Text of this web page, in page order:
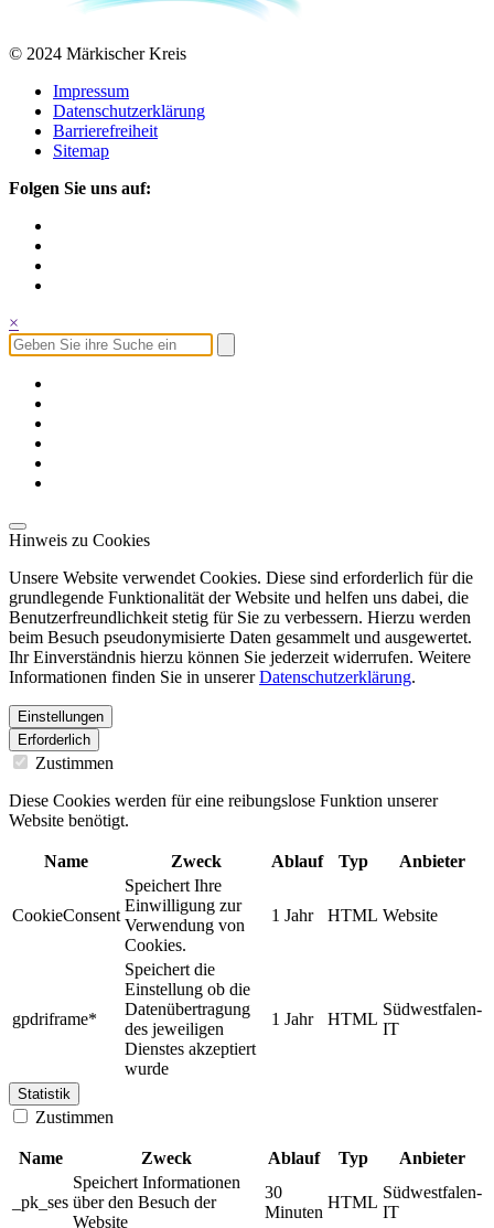
© 2024 Märkischer Kreis
Impressum
Datenschutzerklärung
Barrierefreiheit
Sitemap
Folgen Sie uns auf:
×
Hinweis zu Cookies
Unsere Website verwendet Cookies. Diese sind erforderlich für die
grundlegende Funktionalität der Website und helfen uns dabei, die
Benutzerfreundlichkeit stetig für Sie zu verbessern. Hierzu werden
beim Besuch pseudonymisierte Daten gesammelt und ausgewertet.
Ihr Einverständnis hierzu können Sie jederzeit widerrufen. Weitere
Informationen finden Sie in unsererDatenschutzerklärung.
Einstellungen
Erforderlich
Zustimmen
Diese Cookies werden für eine reibungslose Funktion unserer
Website benötigt.
Name Zweck Ablauf Typ Anbieter
CookieConsent
Speichert Ihre
Einwilligung zur
Verwendung von
Cookies.
1 Jahr HTML Website
gpdriframe*
Speichert die
Einstellung ob die
Datenübertragung
des jeweiligen
Dienstes akzeptiert
wurde
1 Jahr HTML
Südwestfalen-
IT
Statistik
Zustimmen
Name Zweck Ablauf Typ Anbieter
_pk_ses
Speichert Informationen
über den Besuch der
Website
30
Minuten
HTML
Südwestfalen-
IT